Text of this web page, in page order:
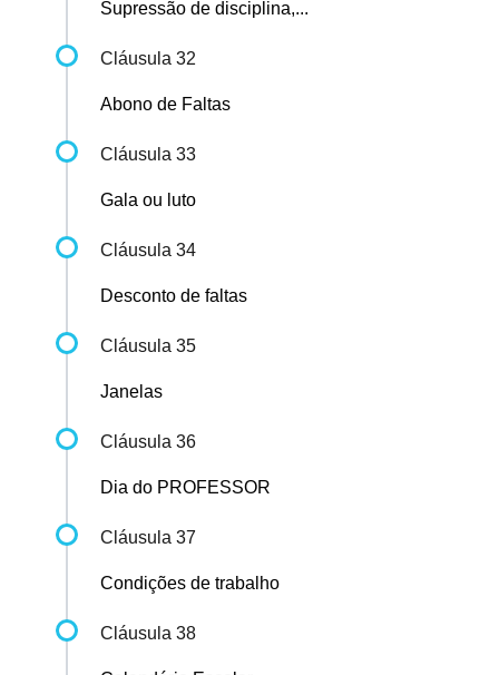
Supressão de disciplina,...
Cláusula 32
Abono de Faltas
Cláusula 33
Gala ou luto
Cláusula 34
Desconto de faltas
Cláusula 35
Janelas
Cláusula 36
Dia do PROFESSOR
Cláusula 37
Condições de trabalho
Cláusula 38